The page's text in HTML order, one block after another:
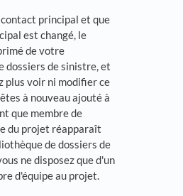
principal et que
est changé, le
de votre
dossiers de sinistre, et
plus voir ni modifier ce
à nouveau ajouté à
que membre de
du projet réapparaît
de dossiers de
ne disposez que d'un
d'équipe au projet.